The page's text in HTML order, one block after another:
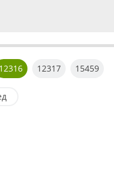
12316 12317 15459